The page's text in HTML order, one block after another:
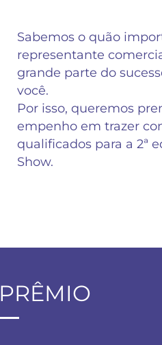
Sabemos o quão
representante
grande parte do
você.
Por isso, queremos
empenho em trazer
qualificados para a 2ª
Show.
PRÊMIO